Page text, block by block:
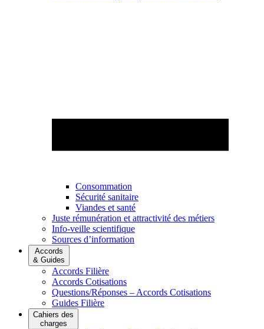
Consommation
Sécurité sanitaire
Viandes et santé
Juste rémunération et attractivité des métiers
Info-veille scientifique
Sources d’information
Accords
& Guides
Accords Filière
Accords Cotisations
Questions/Réponses – Accords Cotisations
Guides Filière
Cahiers des
charges